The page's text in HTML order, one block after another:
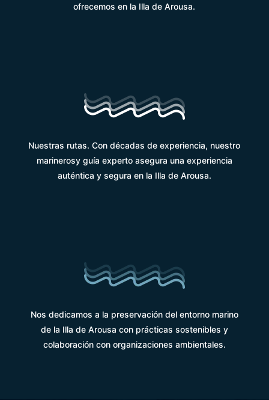
ofrecemos en la Illa de Arousa.
Nuestras rutas. Con décadas de experiencia, nuestro
marinerosy guía experto asegura una experiencia
auténtica y segura en la Illa de Arousa.
Nos dedicamos a la preservación del entorno marino
de la Illa de Arousa con prácticas sostenibles y
colaboración con organizaciones ambientales.